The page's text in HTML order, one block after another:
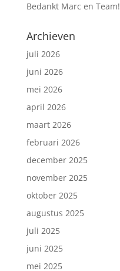
Bedankt Marc en Team!
Archieven
juli 2026
juni 2026
mei 2026
april 2026
maart 2026
februari 2026
december 2025
november 2025
oktober 2025
augustus 2025
juli 2025
juni 2025
mei 2025